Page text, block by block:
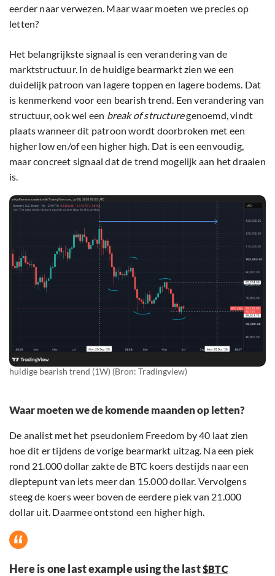
eerder naar verwezen. Maar waar moeten we precies op
letten?
Het belangrijkste signaal is een verandering van de
marktstructuur. In de huidige bearmarkt zien we een
duidelijk patroon van lagere toppen en lagere bodems. Dat
is kenmerkend voor een bearish trend. Een verandering van
structuur, ook wel een break of structuregenoemd, vindt
plaats wanneer dit patroon wordt doorbroken met een
higher low en/of een higher high. Dat is een eenvoudig,
maar concreet signaal dat de trend mogelijk aan het draaien
is.
huidige bearish trend (1W) (Bron: Tradingview)
Waar moeten we de komende maanden op letten?
De analist met het pseudoniem Freedom by 40 laat zien
hoe dit er tijdens de vorige bearmarkt uitzag. Na een piek
rond 21.000 dollar zakte de BTC koers destijds naar een
dieptepunt van iets meer dan 15.000 dollar. Vervolgens
steeg de koers weer boven de eerdere piek van 21.000
dollar uit. Daarmee ontstond een higher high.
Here is one last example using the last$BTC